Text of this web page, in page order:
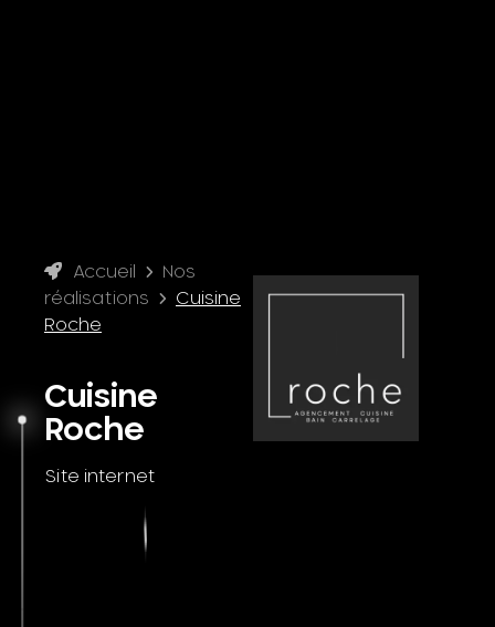
Accueil
Nos
réalisations
Cuisine
Roche
Cuisine
Roche
Site internet